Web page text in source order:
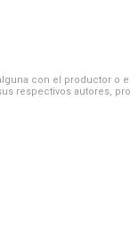
con el productor o
respectivos autores,